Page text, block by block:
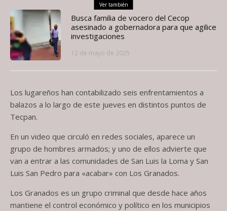
Ver también
Busca familia de vocero del Cecop
asesinado a gobernadora para que agilice
investigaciones
12 de mayo de 2025
Los lugareños han contabilizado seis enfrentamientos a
balazos a lo largo de este jueves en distintos puntos de
Tecpan.
En un video que circuló en redes sociales, aparece un
grupo de hombres armados; y uno de ellos advierte que
van a entrar a las comunidades de San Luis la Loma y San
Luis San Pedro para «acabar» con Los Granados.
Los Granados es un grupo criminal que desde hace años
mantiene el control económico y político en los municipios